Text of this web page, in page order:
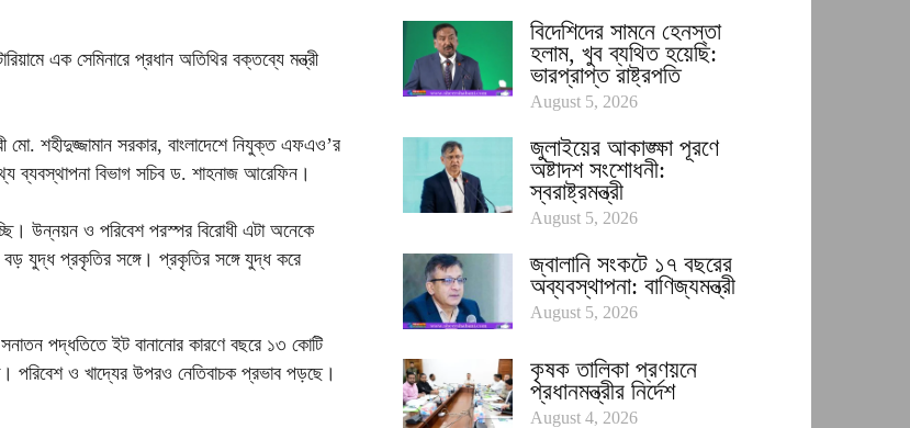
এক সেমিনারে প্রধান অতিথির বক্তব্যে মন্ত্রী
মো. শহীদুজ্জামান সরকার, বাংলাদেশে নিযুক্ত এফএও’র
ব্যবস্থাপনা বিভাগ সচিব ড. শাহনাজ আরেফিন।
উন্নয়ন ও পরিবেশ পরস্পর বিরোধী এটা অনেকে
যুদ্ধ প্রকৃতির সঙ্গে। প্রকৃতির সঙ্গে যুদ্ধ করে
পদ্ধতিতে ইট বানানোর কারণে বছরে ১৩ কোটি
পরিবেশ ও খাদ্যের উপরও নেতিবাচক প্রভাব পড়ছে।
বিদেশিদের সামনে হেনস্তা
হলাম, খুব ব্যথিত হয়েছি:
ভারপ্রাপ্ত রাষ্ট্রপতি
August 5, 2026
জুলাইয়ের আকাঙ্ক্ষা পূরণে
অষ্টাদশ সংশোধনী:
স্বরাষ্ট্রমন্ত্রী
August 5, 2026
জ্বালানি সংকটে ১৭ বছরের
অব্যবস্থাপনা: বাণিজ্যমন্ত্রী
August 5, 2026
কৃষক তালিকা প্রণয়নে
প্রধানমন্ত্রীর নির্দেশ
August 4, 2026